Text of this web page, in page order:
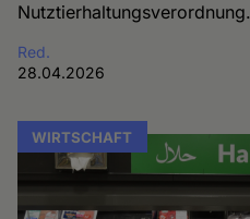
Nutztierhaltungsverordnung.
Red.
28.04.2026
WIRTSCHAFT